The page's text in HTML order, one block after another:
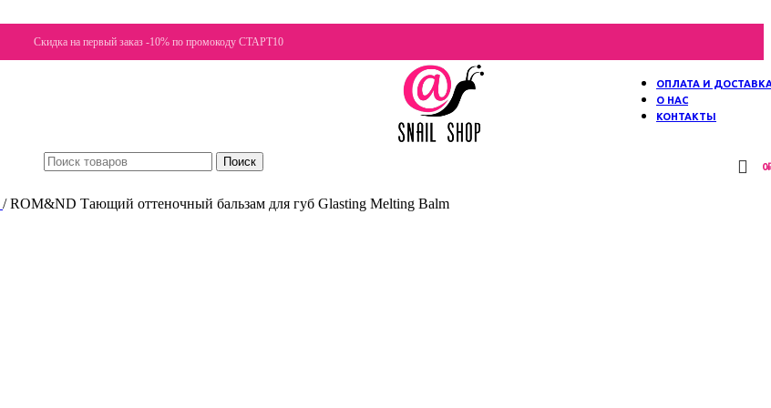
Скидка на первый заказ -10% по промокоду СТАРТ10
ОПЛАТА И
О НАС
КОНТАКТЫ
Поиск 0
/ ROM&ND Тающий оттеночный бальзам для губ Glasting Melting Balm